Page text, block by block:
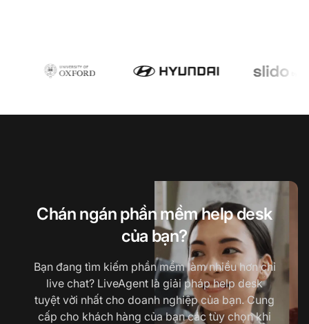
Chán ngán phần mềm help desk
của bạn?
Bạn đang tìm kiếm phần mềm làm nhiều hơn chỉ
live chat? LiveAgent là giải pháp help desk
tuyệt vời nhất cho doanh nghiệp của bạn. Cung
cấp cho khách hàng của bạn các tùy chọn khi